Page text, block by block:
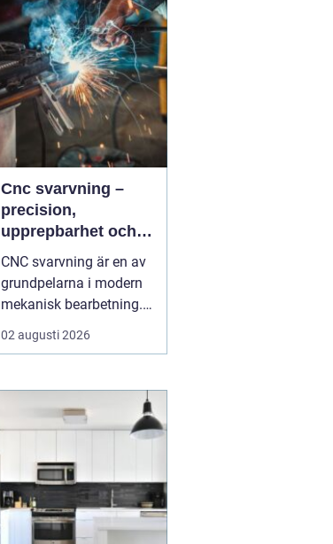
Stockholm, spelar
tekniken en viktig roll för
allt från fasadpartier och
i...
Cnc svarvning –
precision,
upprepbarhet och
smart produktion
CNC svarvning är en av
grundpelarna i modern
mekanisk bearbetning.
Genom att kombinera
traditionell svarvteknik
tillverkare hög precision,
stabil kvalitet och korta
ledtider även vid
02 augusti 2026